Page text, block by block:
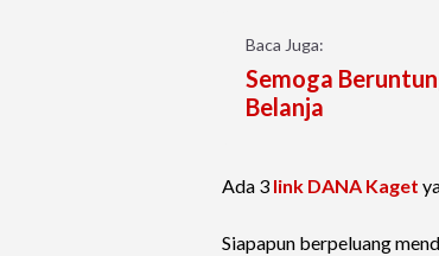
Baca Juga:
Semoga
Belanja
Ada 3 link DANA Kaget
Siapapun berpeluang